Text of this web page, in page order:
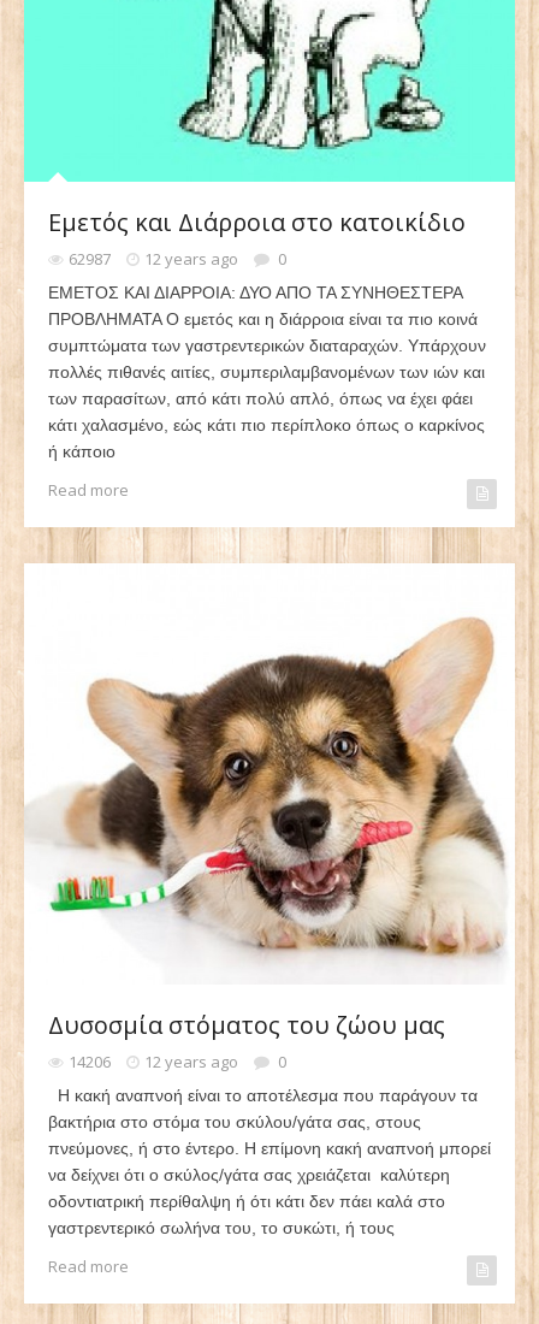
Εμετός και Διάρροια στο κατοικίδιο
62987 12 years ago 0
ΕΜΕΤΟΣ ΚΑΙ ΔΙΑΡΡΟΙΑ: ΔΥΟ ΑΠΟ ΤΑ ΣΥΝΗΘΕΣΤΕΡΑ
ΠΡΟΒΛΗΜΑΤΑ Ο εμετός και η διάρροια είναι τα πιο κοινά
συμπτώματα των γαστρεντερικών διαταραχών. Υπάρχουν
πολλές πιθανές αιτίες, συμπεριλαμβανομένων των ιών και
των παρασίτων, από κάτι πολύ απλό, όπως να έχει φάει
κάτι χαλασμένο, εώς κάτι πιο περίπλοκο όπως ο καρκίνος
ή κάποιο
Read more
Δυσοσμία στόματος του ζώου μας
14206 12 years ago 0
Η κακή αναπνοή είναι το αποτέλεσμα που παράγουν τα
βακτήρια στο στόμα του σκύλου/γάτα σας, στους
πνεύμονες, ή στο έντερο. Η επίμονη κακή αναπνοή μπορεί
να δείχνει ότι ο σκύλος/γάτα σας χρειάζεται καλύτερη
οδοντιατρική περίθαλψη ή ότι κάτι δεν πάει καλά στο
γαστρεντερικό σωλήνα του, το συκώτι, ή τους
Read more